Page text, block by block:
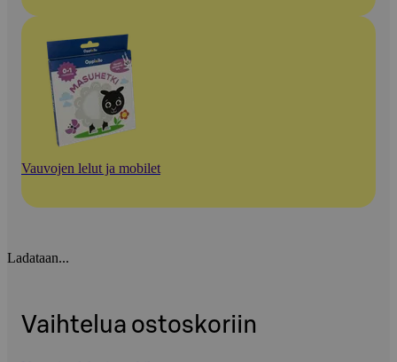
Vauvojen lelut ja mobilet
Ladataan...
Vaihtelua ostoskoriin